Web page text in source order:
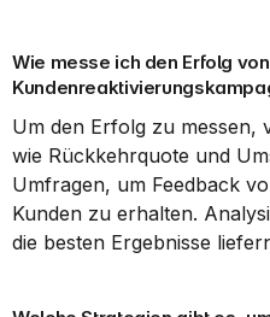
Wie messe ich den Erfolg von
Um den Erfolg zu messen,
wie Rückkehrquote und
Umfragen, um Feedback
Kunden zu erhalten.
die besten Ergebnisse